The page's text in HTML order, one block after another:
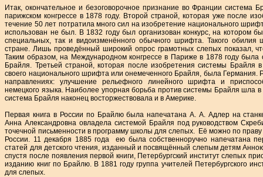
Итак, окончательное и безоговорочное признание во Франции система
парижском конгрессе в 1878 году. Второй страной, которая уже после
течение 50 лет потратила много сил на изобретение национального
использован не был. В 1832 году был организован конкурс, на котором
специальных, так и видоизменённого обычного шрифта. Такого
стране. Лишь проведённый широкий опрос грамотных слепых показал,
Таким образом, на Международном конгрессе в Париже в 1878 году была
Брайля. Третьей страной, которая после изобретения системы Брайля
своего национального шрифта или онемеченного Брайля, была
направлениях: улучшение рельефного линейного шрифта и
немецкого языка. Наиболее упорная борьба против системы Брайля шла
система Брайля наконец восторжествовала и в Америке.
Первая книга в России по Брайлю была напечатана А. А. Адлер на
Анна Александровна овладела системой Брайля под руководством
точечной письменности в программу школы для слепых. Её можно по
России. 11 декабря 1885 года ею была собственноручно напечатана
статей для детского чтения, изданный и посвящённый слепым детям
спустя после появления первой книги, Петербургский институт слепых
изданию книг по Брайлю. В 1881 году группа учителей Петербургского
для слепых.